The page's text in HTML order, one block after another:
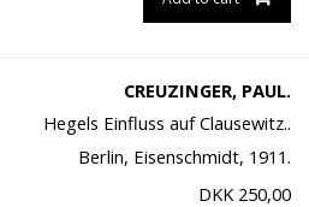
CREUZINGER, PAUL.
Hegels Einfluss auf Clausewitz..
Berlin, Eisenschmidt, 1911.
DKK 250,00